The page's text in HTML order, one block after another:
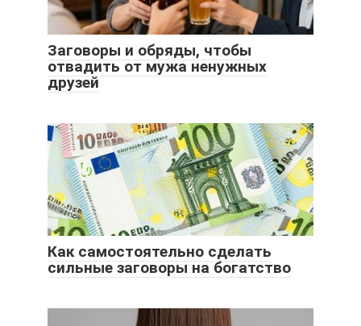
Заговоры и обряды, чтобы
отвадить от мужа ненужных
друзей
Как самостоятельно сделать
сильные заговоры на богатство